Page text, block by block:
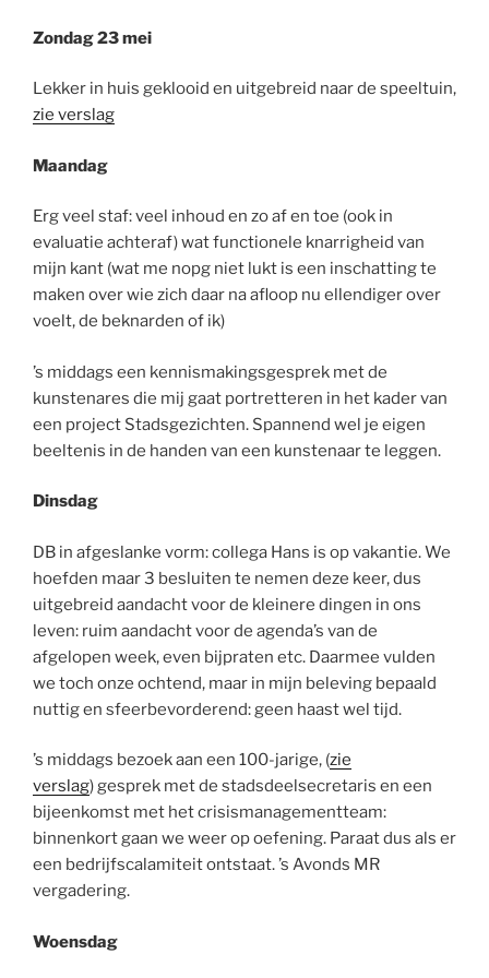
Zondag 23 mei
Lekker in huis geklooid en uitgebreid naar de speeltuin,
zie verslag
Maandag
Erg veel staf: veel inhoud en zo af en toe (ook in
evaluatie achteraf) wat functionele knarrigheid van
mijn kant (wat me nopg niet lukt is een inschatting te
maken over wie zich daar na afloop nu ellendiger over
voelt, de beknarden of ik)
’s middags een kennismakingsgesprek met de
kunstenares die mij gaat portretteren in het kader van
een project Stadsgezichten. Spannend wel je eigen
beeltenis in de handen van een kunstenaar te leggen.
Dinsdag
DB in afgeslanke vorm: collega Hans is op vakantie. We
hoefden maar 3 besluiten te nemen deze keer, dus
uitgebreid aandacht voor de kleinere dingen in ons
leven: ruim aandacht voor de agenda’s van de
afgelopen week, even bijpraten etc. Daarmee vulden
we toch onze ochtend, maar in mijn beleving bepaald
nuttig en sfeerbevorderend: geen haast wel tijd.
’s middags bezoek aan een 100-jarige, (zie
verslag) gesprek met de stadsdeelsecretaris en een
bijeenkomst met het crisismanagementteam:
binnenkort gaan we weer op oefening. Paraat dus als er
een bedrijfscalamiteit ontstaat. ’s Avonds MR
vergadering.
Woensdag